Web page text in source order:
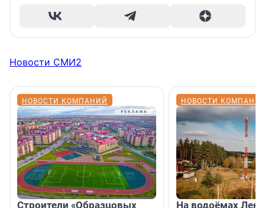
Новости СМИ2
НОВОСТИ КОМПАНИЙ
Строители «Образцовых
НОВОСТИ
На водоёмах